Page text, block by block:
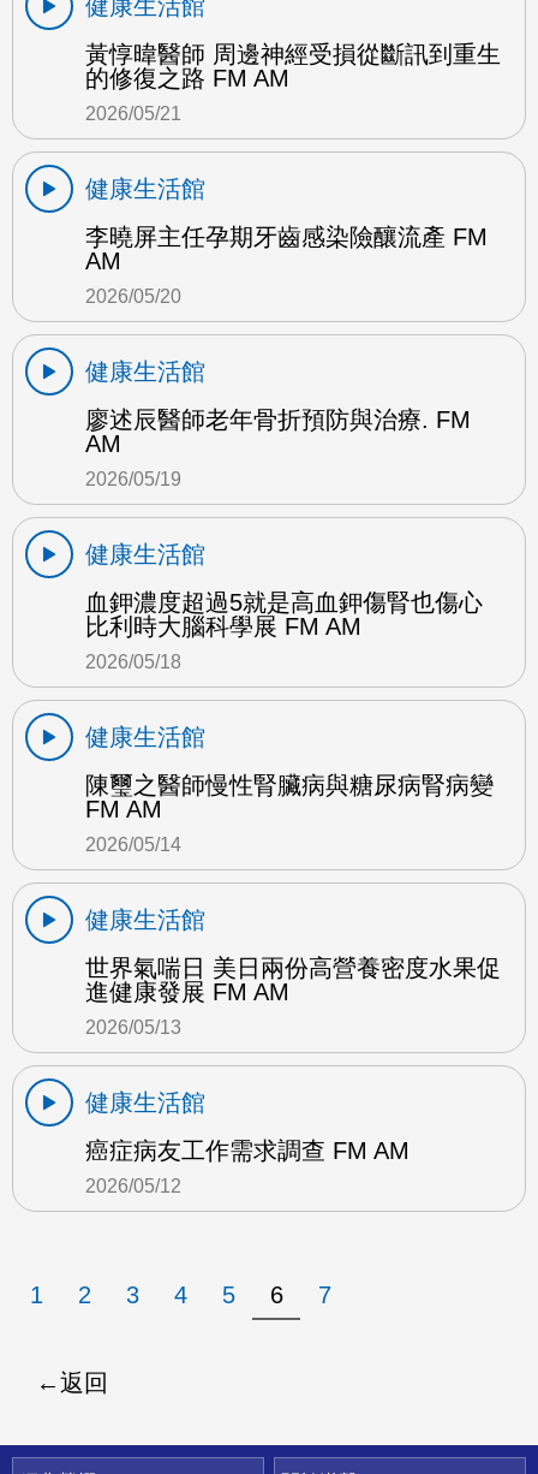
健康生活館
黃惇暐醫師 周邊神經受損從斷訊到重生
的修復之路 FM AM
2026/05/21
健康生活館
李曉屏主任孕期牙齒感染險釀流產 FM
AM
2026/05/20
健康生活館
廖述辰醫師老年骨折預防與治療. FM
AM
2026/05/19
健康生活館
血鉀濃度超過5就是高血鉀傷腎也傷心
比利時大腦科學展 FM AM
2026/05/18
健康生活館
陳璽之醫師慢性腎臟病與糖尿病腎病變
FM AM
2026/05/14
健康生活館
世界氣喘日 美日兩份高營養密度水果促
進健康發展 FM AM
2026/05/13
健康生活館
癌症病友工作需求調查 FM AM
2026/05/12
1 2 3 4 5 6 7
返回